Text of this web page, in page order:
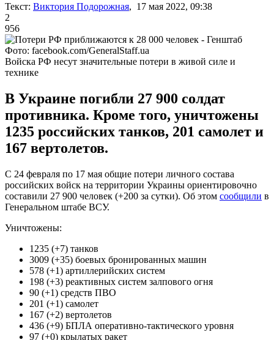
Текст: Виктория Подорожная, 17 мая 2022, 09:38
2
956
Фото: facebook.com/GeneralStaff.ua
Войска РФ несут значительные потери в живой силе и
технике
В Украине погибли 27 900 солдат
противника. Кроме того, уничтожены
1235 российских танков, 201 самолет и
167 вертолетов.
С 24 февраля по 17 мая общие потери личного состава
российских войск на территории Украины ориентировочно
составили 27 900 человек (+200 за сутки). Об этом сообщили в
Генеральном штабе ВСУ.
Уничтожены:
1235 (+7) танков
3009 (+35) боевых бронированных машин
578 (+1) артиллерийских систем
198 (+3) реактивных систем залпового огня
90 (+1) средств ПВО
201 (+1) самолет
167 (+2) вертолетов
436 (+9) БПЛА оперативно-тактического уровня
97 (+0) крылатых ракет